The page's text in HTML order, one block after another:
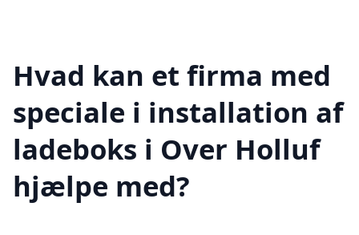
Hvad kan et firma med
speciale i installation af
ladeboks i Over Holluf
hjælpe med?